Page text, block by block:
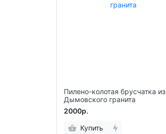
Пилено-колотая брусчатка из
Дымовского гранита
2000р.
Купить